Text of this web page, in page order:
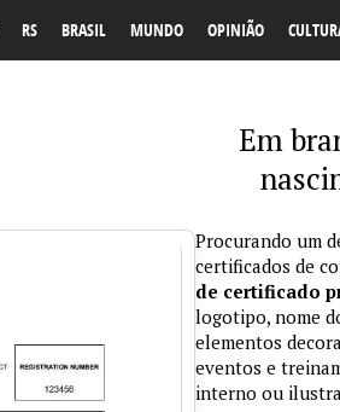
RS BRASIL MUNDO OPINIÃO
Em
Procurando um
certificados de
de certificado
logotipo, nome
elementos
eventos e
interno ou